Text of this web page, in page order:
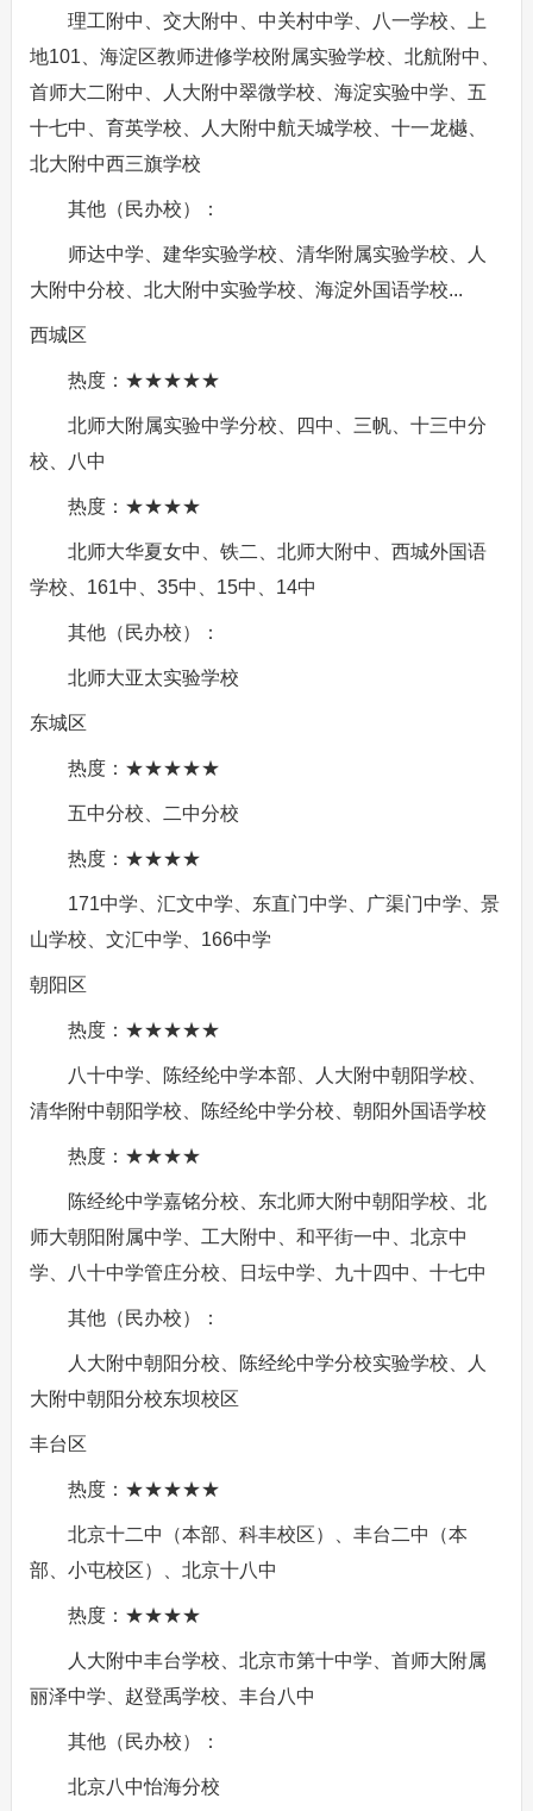
理工附中、交大附中、中关村中学、八一学校、上
地101、海淀区教师进修学校附属实验学校、北航附中、
首师大二附中、人大附中翠微学校、海淀实验中学、五
十七中、育英学校、人大附中航天城学校、十一龙樾、
北大附中西三旗学校
其他（民办校）：
师达中学、建华实验学校、清华附属实验学校、人
大附中分校、北大附中实验学校、海淀外国语学校...
西城区
热度：★★★★★
北师大附属实验中学分校、四中、三帆、十三中分
校、八中
热度：★★★★
北师大华夏女中、铁二、北师大附中、西城外国语
学校、161中、35中、15中、14中
其他（民办校）：
北师大亚太实验学校
东城区
热度：★★★★★
五中分校、二中分校
热度：★★★★
171中学、汇文中学、东直门中学、广渠门中学、景
山学校、文汇中学、166中学
朝阳区
热度：★★★★★
八十中学、陈经纶中学本部、人大附中朝阳学校、
清华附中朝阳学校、陈经纶中学分校、朝阳外国语学校
热度：★★★★
陈经纶中学嘉铭分校、东北师大附中朝阳学校、北
师大朝阳附属中学、工大附中、和平街一中、北京中
学、八十中学管庄分校、日坛中学、九十四中、十七中
其他（民办校）：
人大附中朝阳分校、陈经纶中学分校实验学校、人
大附中朝阳分校东坝校区
丰台区
热度：★★★★★
北京十二中（本部、科丰校区）、丰台二中（本
部、小屯校区）、北京十八中
热度：★★★★
人大附中丰台学校、北京市第十中学、首师大附属
丽泽中学、赵登禹学校、丰台八中
其他（民办校）：
北京八中怡海分校